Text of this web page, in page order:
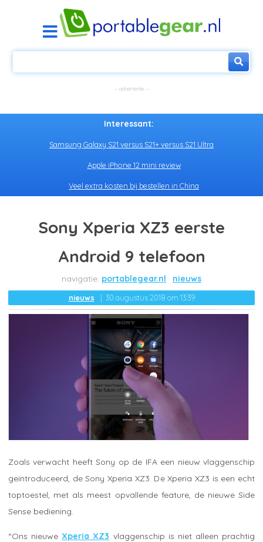
Interessant:
Samsung Galaxy S21 versus S21+ versus S21 Ultra
Apple iPhone 12 mini review
Veel extra kosten bij bestellen in China
Sony Xperia XZ3 eerste
Android 9 telefoon
portablegear.nl nieuws
nieuws 30 augustus 2018 om 13:39
Zoals verwacht heeft Sony op de IFA een nieuw vlaggenschip
geintroduceerd, de Sony Xperia XZ3. De Xperia XZ3 is een echt
toptoestel, met als meest opvallende feature, de nieuwe Side
Sense bediening.
“Ons nieuwe Xperia XZ3 vlaggenschip is niet alleen prachtig